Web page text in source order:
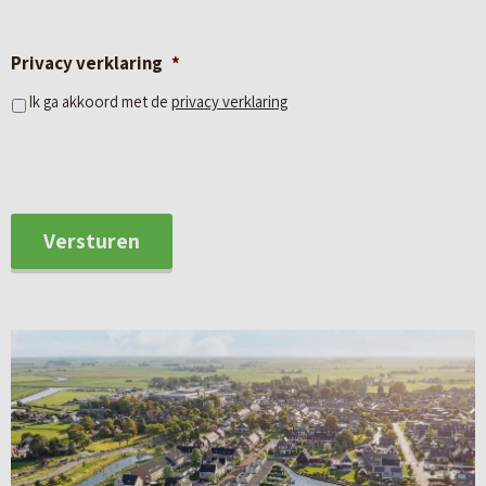
eerste verdieping zijn nog twee extra slaapkamers en een
tweede badkamer, ideaal voor gezinnen of gasten. De
Rug-aan-rug woningen
anders. Een complete starter-/eengezinswoning met een
eigen tuin en een woonoppervlak van ca. 80 m². De woning is
zeer efficiënt en compact ingericht. Beneden vind je de
woonkamer met een moderne open keuken. Op de eerste
verdieping ontdek je een of twee slaapkamers met een
Privacy verklaring *
Ik ga akkoord met de privacy verklaring
Versturen